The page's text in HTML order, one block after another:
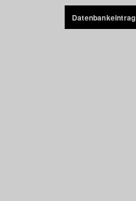
Datenbankeintrag